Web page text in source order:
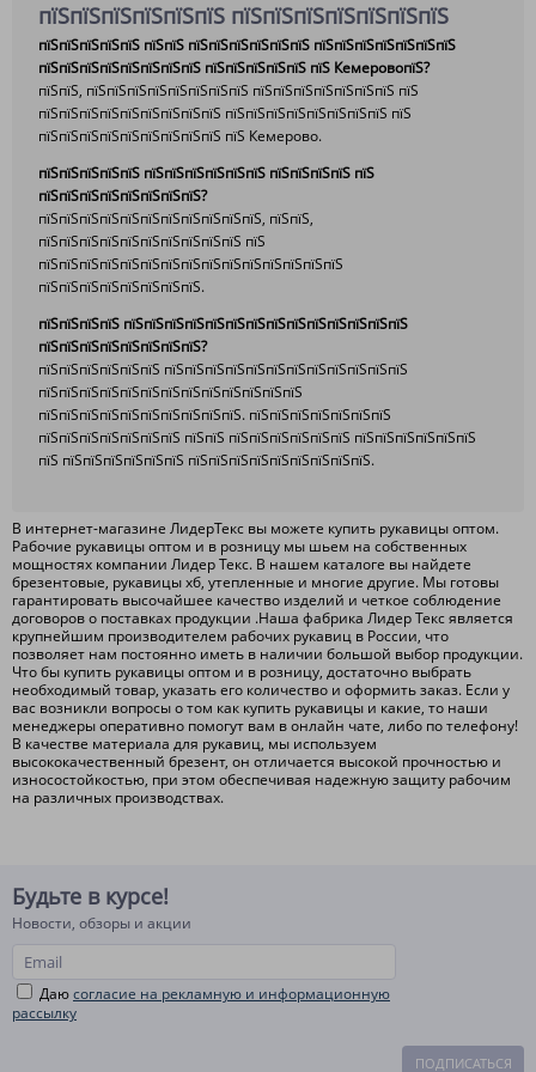
пїЅпїЅпїЅпїЅпїЅпїЅ пїЅпїЅпїЅпїЅпїЅпїЅпїЅ
пїЅпїЅпїЅпїЅпїЅ пїЅпїЅ пїЅпїЅпїЅпїЅпїЅпїЅ пїЅпїЅпїЅпїЅпїЅпїЅпїЅ
пїЅпїЅпїЅпїЅпїЅпїЅпїЅпїЅ пїЅпїЅпїЅпїЅпїЅ пїЅ КемеровопїЅ?
пїЅпїЅ, пїЅпїЅпїЅпїЅпїЅпїЅпїЅпїЅ пїЅпїЅпїЅпїЅпїЅпїЅпїЅ пїЅ
пїЅпїЅпїЅпїЅпїЅпїЅпїЅпїЅпїЅ пїЅпїЅпїЅпїЅпїЅпїЅпїЅпїЅ пїЅ
пїЅпїЅпїЅпїЅпїЅпїЅпїЅпїЅпїЅ пїЅ Кемерово.
пїЅпїЅпїЅпїЅпїЅ пїЅпїЅпїЅпїЅпїЅпїЅ пїЅпїЅпїЅпїЅ пїЅ
пїЅпїЅпїЅпїЅпїЅпїЅпїЅпїЅ?
пїЅпїЅпїЅпїЅпїЅпїЅпїЅпїЅпїЅпїЅпїЅ, пїЅпїЅ,
пїЅпїЅпїЅпїЅпїЅпїЅпїЅпїЅпїЅпїЅ пїЅ
пїЅпїЅпїЅпїЅпїЅпїЅпїЅпїЅпїЅпїЅпїЅпїЅпїЅпїЅпїЅ
пїЅпїЅпїЅпїЅпїЅпїЅпїЅпїЅ.
пїЅпїЅпїЅпїЅ пїЅпїЅпїЅпїЅпїЅпїЅпїЅпїЅпїЅпїЅпїЅпїЅпїЅпїЅ
пїЅпїЅпїЅпїЅпїЅпїЅпїЅпїЅ?
пїЅпїЅпїЅпїЅпїЅпїЅ пїЅпїЅпїЅпїЅпїЅпїЅпїЅпїЅпїЅпїЅпїЅпїЅ
пїЅпїЅпїЅпїЅпїЅпїЅпїЅпїЅпїЅпїЅпїЅпїЅпїЅ
пїЅпїЅпїЅпїЅпїЅпїЅпїЅпїЅпїЅпїЅ. пїЅпїЅпїЅпїЅпїЅпїЅпїЅ
пїЅпїЅпїЅпїЅпїЅпїЅпїЅ пїЅпїЅ пїЅпїЅпїЅпїЅпїЅпїЅ пїЅпїЅпїЅпїЅпїЅпїЅ
пїЅ пїЅпїЅпїЅпїЅпїЅпїЅ пїЅпїЅпїЅпїЅпїЅпїЅпїЅпїЅпїЅ.
В интернет-магазине ЛидерТекс вы можете купить рукавицы оптом.
Рабочие рукавицы оптом и в розницу мы шьем на собственных
мощностях компании Лидер Текс. В нашем каталоге вы найдете
брезентовые, рукавицы хб, утепленные и многие другие. Мы готовы
гарантировать высочайшее качество изделий и четкое соблюдение
договоров о поставках продукции .Наша фабрика Лидер Текс является
крупнейшим производителем рабочих рукавиц в России, что
позволяет нам постоянно иметь в наличии большой выбор продукции.
Что бы купить рукавицы оптом и в розницу, достаточно выбрать
необходимый товар, указать его количество и оформить заказ. Если у
вас возникли вопросы о том как купить рукавицы и какие, то наши
менеджеры оперативно помогут вам в онлайн чате, либо по телефону!
В качестве материала для рукавиц, мы используем
высококачественный брезент, он отличается высокой прочностью и
износостойкостью, при этом обеспечивая надежную защиту рабочим
на различных производствах.
Будьте в курсе!
Новости, обзоры и акции
Даюсогласие на рекламную и информационную
рассылку
ПОДПИСАТЬСЯ